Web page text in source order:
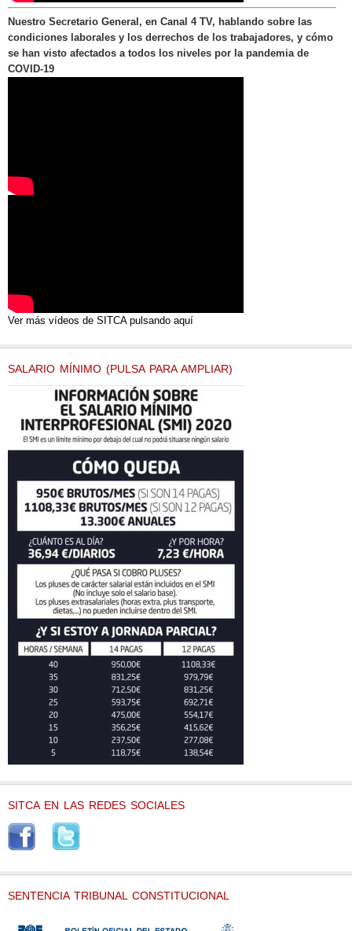
Nuestro Secretario General, en Canal 4 TV, hablando sobre las
condiciones laborales y los derrechos de los trabajadores, y cómo
se han visto afectados a todos los niveles por la pandemia de
COVID-19
Ver más vídeos de SITCA pulsando aquí
SALARIO MÍNIMO (PULSA PARA AMPLIAR)
SITCA EN LAS REDES SOCIALES
SENTENCIA TRIBUNAL CONSTITUCIONAL